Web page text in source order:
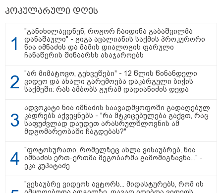
"დასავლეთმა საქართველო ჩვენ წინააღმდეგ
გეოპოლიტიკური ბრძოლის უგუნურ იარაღად
გამოიყენა" - დიმიტრი მედვედევი
21:17 / 08-08-2026
დაფუძნებული კრიპტოკომპანია
დაასანქცირა
პოპულარული დღეს
"განიხილავდნენ, როგორ ჩაიდინა გაბაშვილმა
დანაშაული" - გიგა ავალიანის საქმის პროკურორი
ნია იმნაძის და მამის დიალოგის ფარული
ჩანაწერის შინაარსს ასაჯაროებს
"არ მიმატოვო, გეხვეწები" - 12 წლის წინანდელი
ვიდეო და ახალი გარემოება დაკარგული ბიჭის
საქმეში: რას ამბობს გურამ დადიანიძის დედა
ადვოკატი ნია იმნაძის საავადმყოფოში გადაღებულ
კადრებს აქვეყნებს - "რა მტკიცებულება გაქვთ, რაც
საფუძვლად დაუდეთ არასრულწლოვნის ამ
მდგომარეობაში ჩაგდებას?"
"ფოტოსურათი, რომელზეც ახლა ვისაუბრებ, ნია
იმნაძის ერთ-ერთმა მეგობარმა გამომიგზავნა..." -
ეკა კუპატაძე
"ვესაუბრე ვიდეოს ავტორს... მიდასტურებს, რომ ის